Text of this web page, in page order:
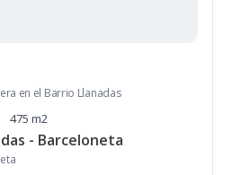
en el Barrio Llanadas
475 m2
- Barceloneta